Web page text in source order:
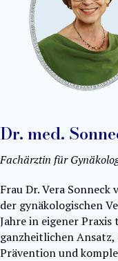
Dr. med.
Fachärztin für
Frau Dr. Vera
der gynäkologischen
Jahre in eigener
ganzheitlichen
Prävention und